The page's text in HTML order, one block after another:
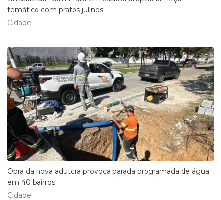
temático com pratos julinos
Cidade
Obra da nova adutora provoca parada programada de água
em 40 bairros
Cidade